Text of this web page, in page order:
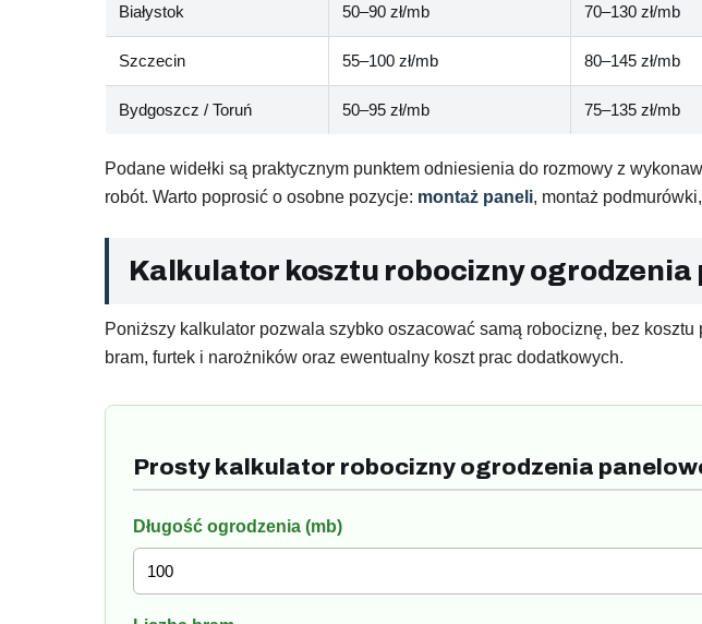
Białystok 50–90 zł/mb 70–130 zł/mb
Szczecin 55–100 zł/mb 80–145 zł/mb
Bydgoszcz / Toruń 50–95 zł/mb 75–135 zł/mb
Podane widełki są praktycznym punktem odniesienia do rozmowy z
robót. Warto poprosić o osobne pozycje: montaż paneli, montaż
Kalkulator kosztu robocizny ogrodzenia
Poniższy kalkulator pozwala szybko oszacować samą robociznę, bez
bram, furtek i narożników oraz ewentualny koszt prac dodatkowych.
Prosty kalkulator robocizny ogrodzenia
Długość ogrodzenia (mb)